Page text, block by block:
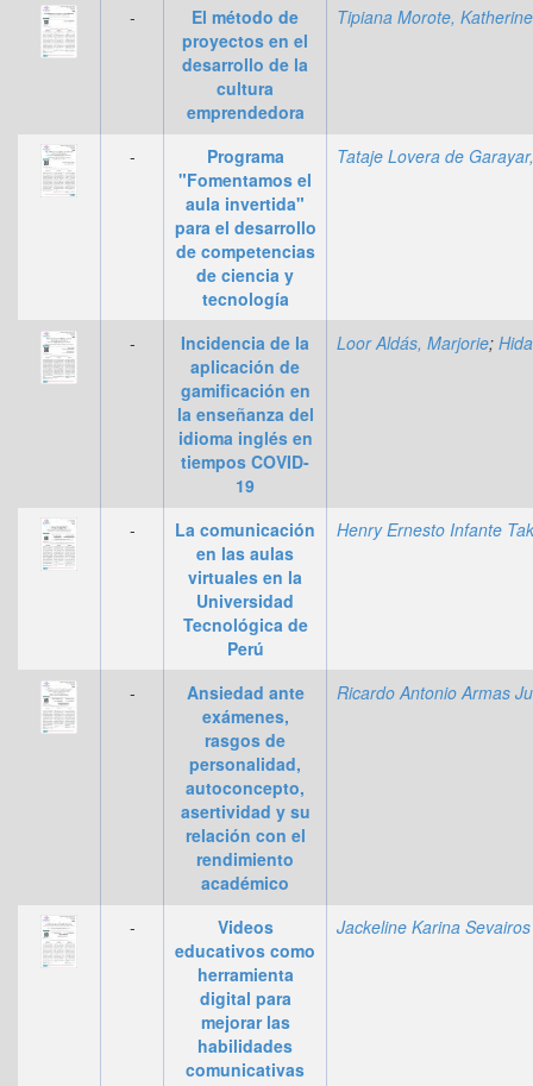
-
El método de
proyectos en el
desarrollo de la
cultura
emprendedora
-
Programa
"Fomentamos el
aula invertida"
para el desarrollo
de competencias
de ciencia y
tecnología
-
Incidencia de la
aplicación de
gamificación en
la enseñanza del
idioma inglés en
tiempos COVID-
19
Loor Aldás, Marjorie; Hidalgo López,
-
La comunicación
en las aulas
virtuales en la
Universidad
Tecnológica de
Perú
-
Ansiedad ante
exámenes,
rasgos de
personalidad,
autoconcepto,
asertividad y su
relación con el
rendimiento
académico
-
Videos
educativos como
herramienta
digital para
mejorar las
habilidades
comunicativas